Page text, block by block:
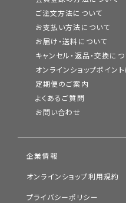
ご注文方法について
お支払い方法について
お届け・送料について
キャンセル・返品・交換に
オンラインショップポイン
定期便のご案内
よくあるご質問
お問い合わせ
企業情報
オンラインショップ利用規約
プライバシーポリシー